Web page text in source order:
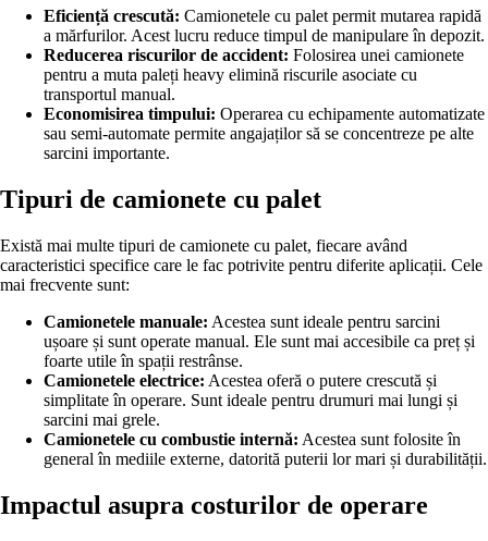
Eficiență crescută: Camionetele cu palet permit mutarea rapidă
a mărfurilor. Acest lucru reduce timpul de manipulare în depozit.
Reducerea riscurilor de accident: Folosirea unei camionete
pentru a muta paleți heavy elimină riscurile asociate cu
transportul manual.
Economisirea timpului: Operarea cu echipamente automatizate
sau semi-automate permite angajaților să se concentreze pe alte
sarcini importante.
Tipuri de camionete cu palet
Există mai multe tipuri de camionete cu palet, fiecare având
caracteristici specifice care le fac potrivite pentru diferite aplicații. Cele
mai frecvente sunt:
Camionetele manuale: Acestea sunt ideale pentru sarcini
ușoare și sunt operate manual. Ele sunt mai accesibile ca preț și
foarte utile în spații restrânse.
Camionetele electrice: Acestea oferă o putere crescută și
simplitate în operare. Sunt ideale pentru drumuri mai lungi și
sarcini mai grele.
Camionetele cu combustie internă: Acestea sunt folosite în
general în mediile externe, datorită puterii lor mari și durabilității.
Impactul asupra costurilor de operare